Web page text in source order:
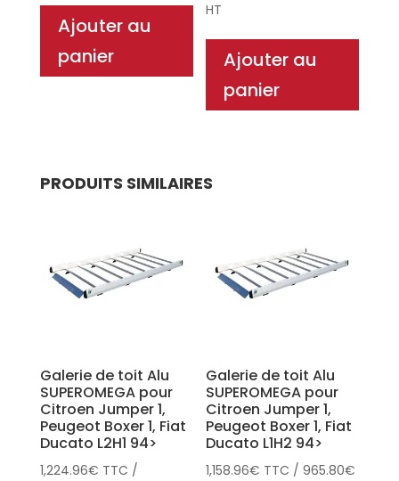
Ajouter au
panier
HT
Ajouter au
panier
PRODUITS SIMILAIRES
Galerie de toit Alu
SUPEROMEGA pour
Citroen Jumper 1,
Peugeot Boxer 1, Fiat
Ducato L2H1 94>
1,224.96€ TTC /
Galerie de toit Alu
SUPEROMEGA pour
Citroen Jumper 1,
Peugeot Boxer 1, Fiat
Ducato L1H2 94>
1,158.96€ TTC /965.80€